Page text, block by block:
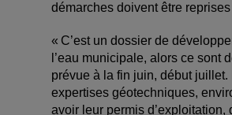
démarches doivent être
« C’est un dossier de
l’eau municipale, alors ce sont
prévue à la fin juin, début
expertises géotechniques,
avoir leur permis